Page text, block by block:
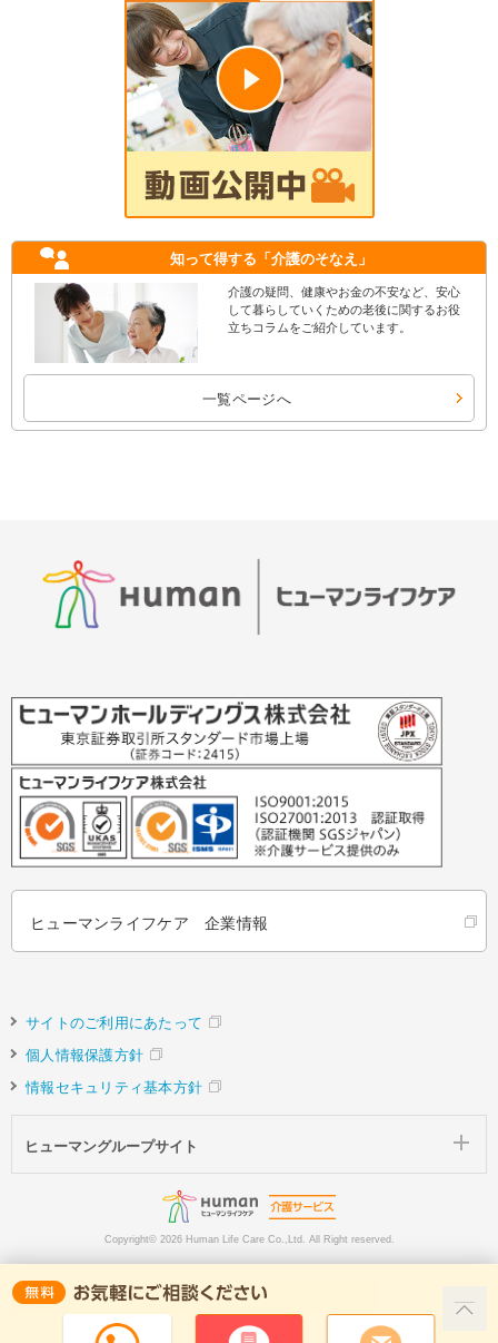
知って得する 「介護のそなえ」
介護の疑問、健康やお金の不安など、安心
して暮らしていくための老後に関するお役
立ちコラムをご紹介しています。
一覧ページへ
ヒューマンライフケア 企業情報
サイトのご利用にあたって
個人情報保護方針
情報セキュリティ基本方針
ヒューマングループサイト
Copyright© 2026 Human Life Care Co.,Ltd. All Right reserved.